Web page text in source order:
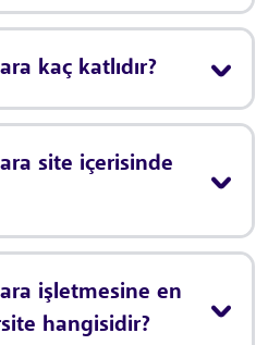
kaç katlıdır?
site içerisinde
işletmesine en
hangisidir?